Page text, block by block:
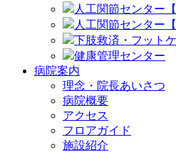
人工関節センター
人工関節センター
下肢救済・フット
健康管理センター
病院案内
理念・院長あいさつ
病院概要
アクセス
フロアガイド
施設紹介